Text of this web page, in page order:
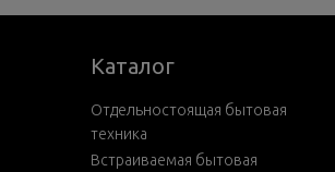
Каталог
Отдельностоящая бытовая
техника
Встраиваемая бытовая